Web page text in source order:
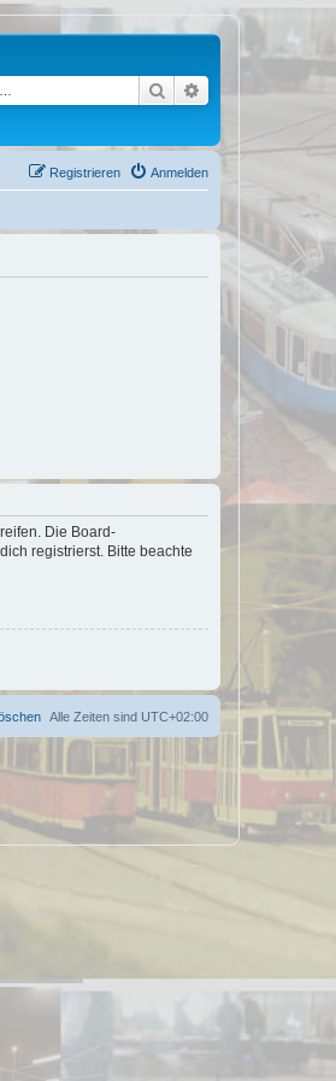
Suche Erweiterte Suche
Anmelden
Registrieren
Die Board-
registrierst. Bitte beachte
Alle Zeiten sind UTC+02:00